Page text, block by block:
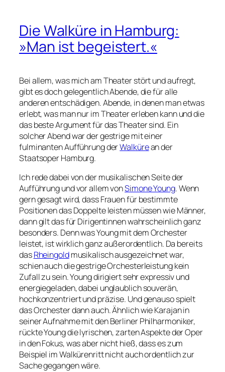
Die Walküre in Hamburg:
»Man ist begeistert.«
Bei allem, was mich am Theater stört und aufregt,
gibt es doch gelegentlich Abende, die für alle
anderen entschädigen. Abende, in denen man etwas
erlebt, was man nur im Theater erleben kann und die
das beste Argument für das Theater sind. Ein
solcher Abend war der gestrige mit einer
fulminanten Aufführung derWalkürean der
Staatsoper Hamburg.
Ich rede dabei von der musikalischen Seite der
Aufführung und vor allem vonSimone Young. Wenn
gern gesagt wird, dass Frauen für bestimmte
Positionen das Doppelte leisten müssen wie Männer,
dann gilt das für Dirigentinnen wahrscheinlich ganz
besonders. Denn was Young mit dem Orchester
leistet, ist wirklich ganz außerordentlich. Da bereits
dasRheingoldmusikalisch ausgezeichnet war,
schien auch die gestrige Orchesterleistung kein
Zufall zu sein. Young dirigiert sehr expressiv und
energiegeladen, dabei unglaublich souverän,
hochkonzentriert und präzise. Und genauso spielt
das Orchester dann auch. Ähnlich wie Karajan in
seiner Aufnahme mit den Berliner Philharmoniker,
rückte Young die lyrischen, zarten Aspekte der Oper
in den Fokus, was aber nicht hieß, dass es zum
Beispiel im Walkürenritt nicht auch ordentlich zur
Sache gegangen wäre.